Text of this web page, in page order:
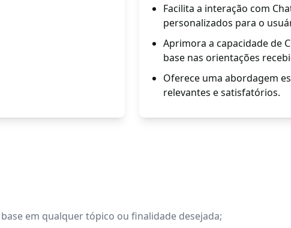
Facilita a interação com
personalizados para o
Aprimora a capacidade de
base nas orientações
Oferece uma abordagem
relevantes e satisfatórios.
em qualquer tópico ou finalidade desejada;